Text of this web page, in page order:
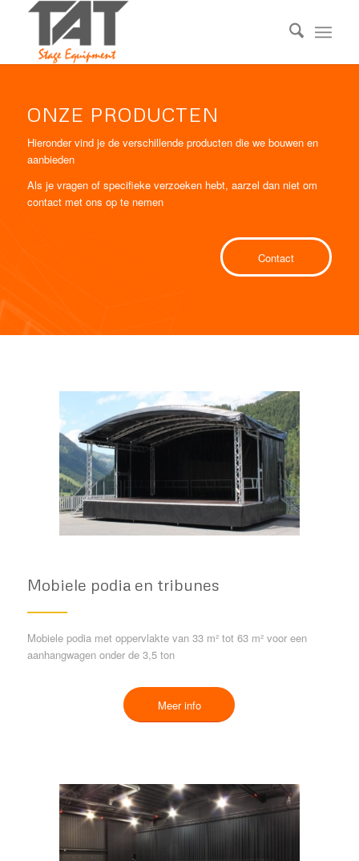
ONZE PRODUCTEN
Hieronder vind je de verschillende producten die we bouwen en
aanbieden
Als je vragen of specifieke verzoeken hebt, aarzel dan niet om
contact met ons op te nemen
Contact
Mobiele podia en tribunes
Mobiele podia met oppervlakte van 33 m² tot 63 m² voor een
aanhangwagen onder de 3,5 ton
Meer info